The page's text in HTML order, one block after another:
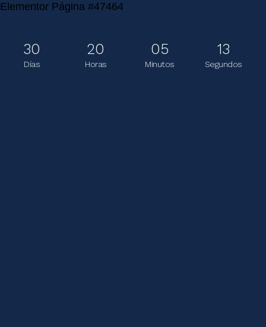
Ir
Elementor Página #47464
30
Días
20
Horas
05
Minutos
13
Segundos